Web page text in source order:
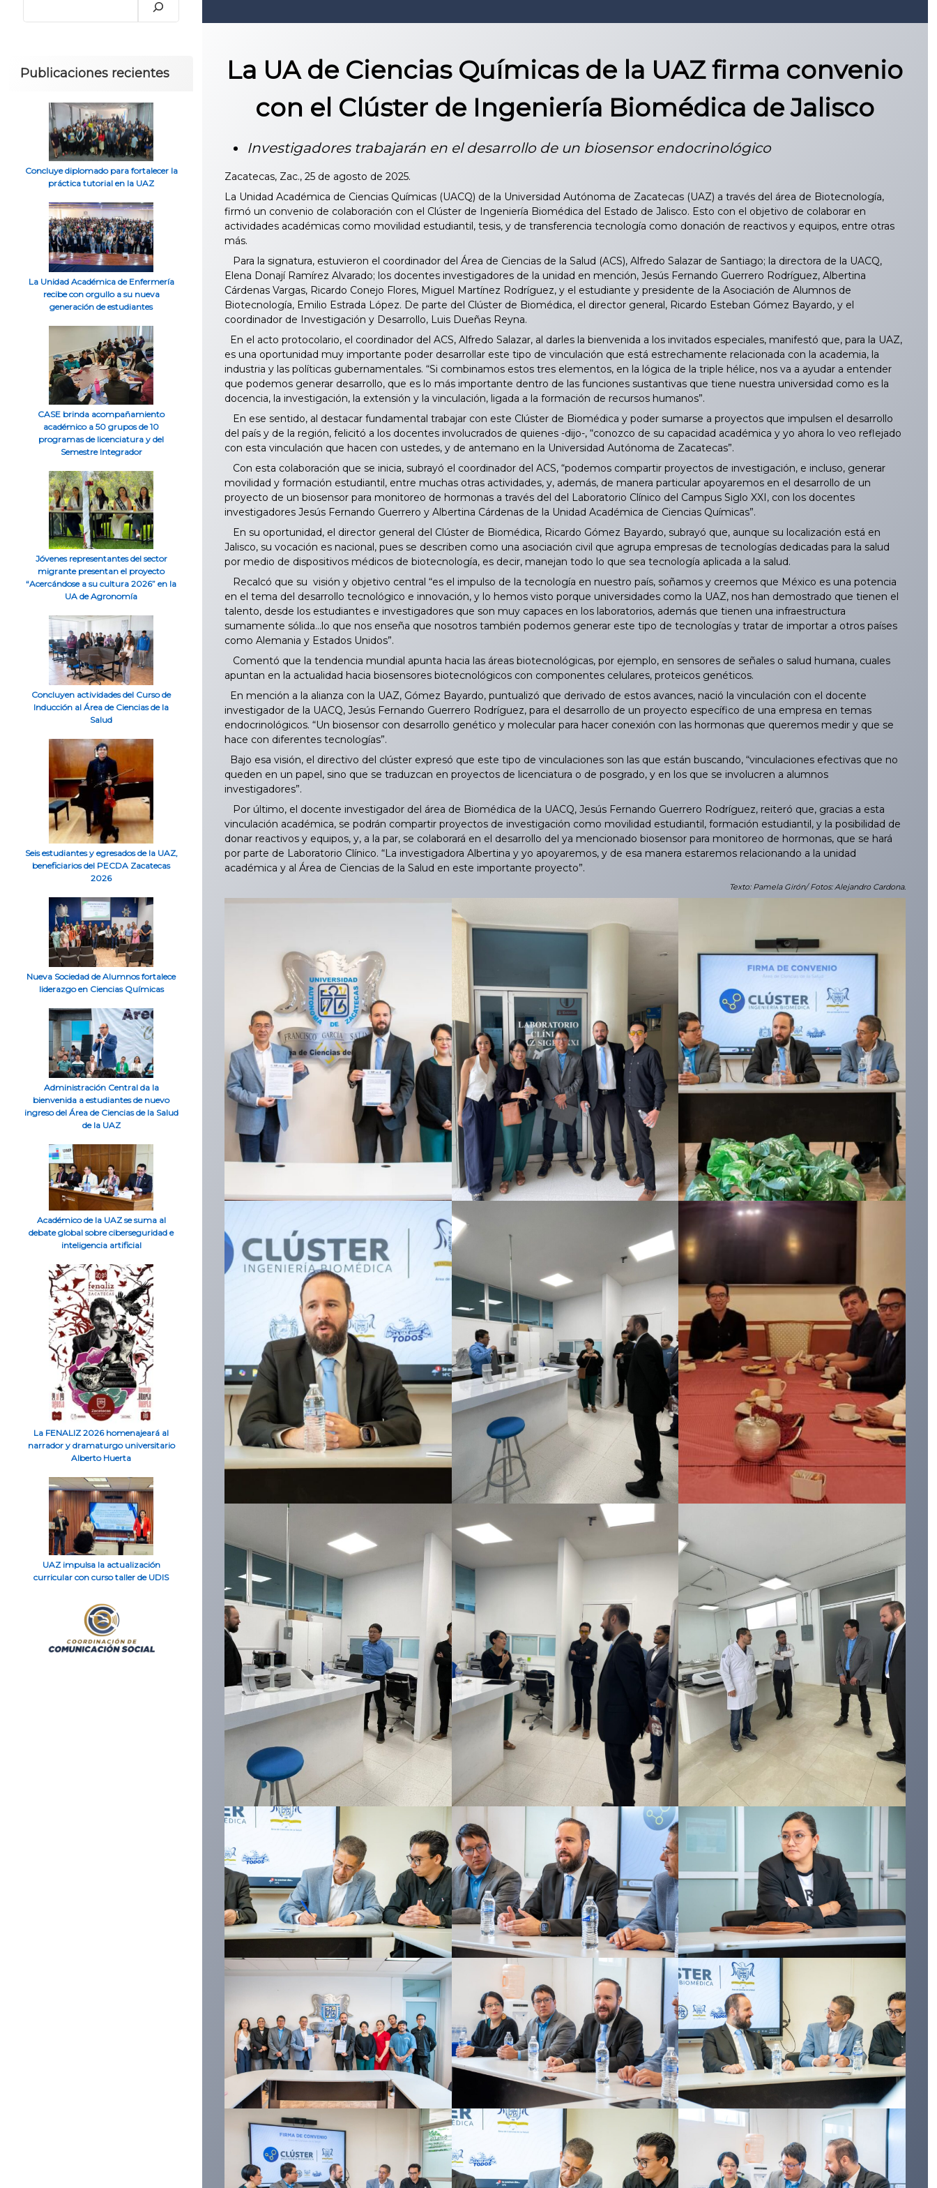
La UA de Ciencias Químicas de la UAZ firma convenio
con el Clúster de Ingeniería Biomédica de Jalisco
Investigadores trabajarán en el desarrollo de un biosensor endocrinológico
Zacatecas, Zac., 25 de agosto de 2025.
La Unidad Académica de Ciencias Químicas (UACQ) de la Universidad Autónoma de Zacatecas (UAZ) a través del área de Biotecnología,
firmó un convenio de colaboración con el Clúster de Ingeniería Biomédica del Estado de Jalisco. Esto con el objetivo de colaborar en
actividades académicas como movilidad estudiantil, tesis, y de transferencia tecnología como donación de reactivos y equipos, entre otras
más.
Para la signatura, estuvieron el coordinador del Área de Ciencias de la Salud (ACS), Alfredo Salazar de Santiago; la directora de la UACQ,
Elena Donají Ramírez Alvarado; los docentes investigadores de la unidad en mención, Jesús Fernando Guerrero Rodríguez, Albertina
Cárdenas Vargas, Ricardo Conejo Flores, Miguel Martínez Rodríguez, y el estudiante y presidente de la Asociación de Alumnos de
Biotecnología, Emilio Estrada López. De parte del Clúster de Biomédica, el director general, Ricardo Esteban Gómez Bayardo, y el
coordinador de Investigación y Desarrollo, Luis Dueñas Reyna.
En el acto protocolario, el coordinador del ACS, Alfredo Salazar, al darles la bienvenida a los invitados especiales, manifestó que, para la UAZ,
es una oportunidad muy importante poder desarrollar este tipo de vinculación que está estrechamente relacionada con la academia, la
industria y las políticas gubernamentales. “Si combinamos estos tres elementos, en la lógica de la triple hélice, nos va a ayudar a entender
que podemos generar desarrollo, que es lo más importante dentro de las funciones sustantivas que tiene nuestra universidad como es la
docencia, la investigación, la extensión y la vinculación, ligada a la formación de recursos humanos”.
En ese sentido, al destacar fundamental trabajar con este Clúster de Biomédica y poder sumarse a proyectos que impulsen el desarrollo
del país y de la región, felicitó a los docentes involucrados de quienes -dijo-, “conozco de su capacidad académica y yo ahora lo veo reflejado
con esta vinculación que hacen con ustedes, y de antemano en la Universidad Autónoma de Zacatecas”.
Con esta colaboración que se inicia, subrayó el coordinador del ACS, “podemos compartir proyectos de investigación, e incluso, generar
movilidad y formación estudiantil, entre muchas otras actividades, y, además, de manera particular apoyaremos en el desarrollo de un
proyecto de un biosensor para monitoreo de hormonas a través del del Laboratorio Clínico del Campus Siglo XXI, con los docentes
investigadores Jesús Fernando Guerrero y Albertina Cárdenas de la Unidad Académica de Ciencias Químicas”.
En su oportunidad, el director general del Clúster de Biomédica, Ricardo Gómez Bayardo, subrayó que, aunque su localización está en
Jalisco, su vocación es nacional, pues se describen como una asociación civil que agrupa empresas de tecnologías dedicadas para la salud
por medio de dispositivos médicos de biotecnología, es decir, manejan todo lo que sea tecnología aplicada a la salud.
Recalcó que su visión y objetivo central “es el impulso de la tecnología en nuestro país, soñamos y creemos que México es una potencia
en el tema del desarrollo tecnológico e innovación, y lo hemos visto porque universidades como la UAZ, nos han demostrado que tienen el
talento, desde los estudiantes e investigadores que son muy capaces en los laboratorios, además que tienen una infraestructura
sumamente sólida…lo que nos enseña que nosotros también podemos generar este tipo de tecnologías y tratar de importar a otros países
como Alemania y Estados Unidos”.
Comentó que la tendencia mundial apunta hacia las áreas biotecnológicas, por ejemplo, en sensores de señales o salud humana, cuales
apuntan en la actualidad hacia biosensores biotecnológicos con componentes celulares, proteicos genéticos.
En mención a la alianza con la UAZ, Gómez Bayardo, puntualizó que derivado de estos avances, nació la vinculación con el docente
investigador de la UACQ, Jesús Fernando Guerrero Rodríguez, para el desarrollo de un proyecto específico de una empresa en temas
endocrinológicos. “Un biosensor con desarrollo genético y molecular para hacer conexión con las hormonas que queremos medir y que se
hace con diferentes tecnologías”.
Bajo esa visión, el directivo del clúster expresó que este tipo de vinculaciones son las que están buscando, “vinculaciones efectivas que no
queden en un papel, sino que se traduzcan en proyectos de licenciatura o de posgrado, y en los que se involucren a alumnos
investigadores”.
Por último, el docente investigador del área de Biomédica de la UACQ, Jesús Fernando Guerrero Rodríguez, reiteró que, gracias a esta
vinculación académica, se podrán compartir proyectos de investigación como movilidad estudiantil, formación estudiantil, y la posibilidad de
donar reactivos y equipos, y, a la par, se colaborará en el desarrollo del ya mencionado biosensor para monitoreo de hormonas, que se hará
por parte de Laboratorio Clínico. “La investigadora Albertina y yo apoyaremos, y de esa manera estaremos relacionando a la unidad
académica y al Área de Ciencias de la Salud en este importante proyecto”.
Texto: Pamela Girón/ Fotos: Alejandro Cardona.
Publicaciones recientes
Concluye diplomado para fortalecer la
práctica tutorial en la UAZ
La Unidad Académica de Enfermería
recibe con orgullo a su nueva
generación de estudiantes
CASE brinda acompañamiento
académico a 50 grupos de 10
programas de licenciatura y del
Semestre Integrador
Jóvenes representantes del sector
migrante presentan el proyecto
“Acercándose a su cultura 2026” en la
UA de Agronomía
Concluyen actividades del Curso de
Inducción al Área de Ciencias de la
Salud
Seis estudiantes y egresados de la UAZ,
beneficiarios del PECDA Zacatecas
2026
Nueva Sociedad de Alumnos fortalece
liderazgo en Ciencias Químicas
Administración Central da la
bienvenida a estudiantes de nuevo
ingreso del Área de Ciencias de la Salud
de la UAZ
Académico de la UAZ se suma al
debate global sobre ciberseguridad e
inteligencia artificial
La FENALIZ 2026 homenajeará al
narrador y dramaturgo universitario
Alberto Huerta
UAZ impulsa la actualización
curricular con curso taller de UDIS